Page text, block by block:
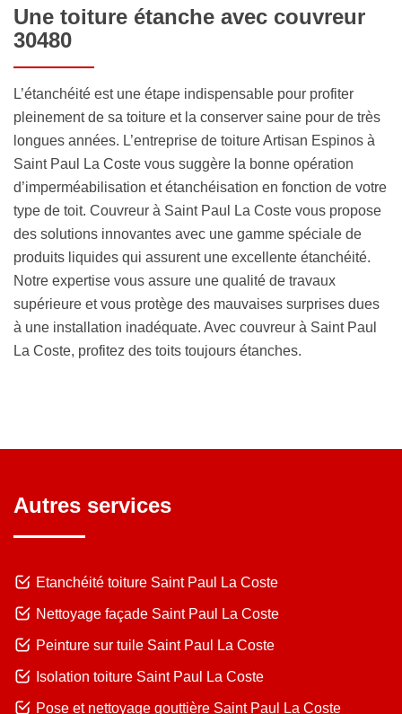
Une toiture étanche avec couvreur
30480
L’étanchéité est une étape indispensable pour profiter
pleinement de sa toiture et la conserver saine pour de très
longues années. L’entreprise de toiture Artisan Espinos à
Saint Paul La Coste vous suggère la bonne opération
d’imperméabilisation et étanchéisation en fonction de votre
type de toit. Couvreur à Saint Paul La Coste vous propose
des solutions innovantes avec une gamme spéciale de
produits liquides qui assurent une excellente étanchéité.
Notre expertise vous assure une qualité de travaux
supérieure et vous protège des mauvaises surprises dues
à une installation inadéquate. Avec couvreur à Saint Paul
La Coste, profitez des toits toujours étanches.
Autres services
Etanchéité toiture Saint Paul La Coste
Nettoyage façade Saint Paul La Coste
Peinture sur tuile Saint Paul La Coste
Isolation toiture Saint Paul La Coste
Pose et nettoyage gouttière Saint Paul La Coste